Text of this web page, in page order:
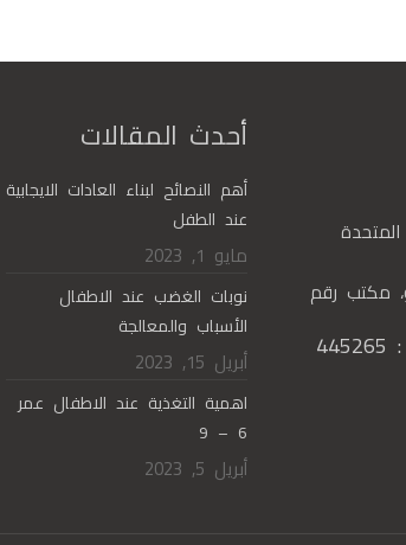
أحدث المقالات
أهم النصائح لبناء العادات الايجابية
عند الطفل
مايو 1, 2023
نوبات الغضب عند الاطفال
الأسباب والمعالجة
أبريل 15, 2023
اهمية التغذية عند الاطفال عمر
6 – 9
أبريل 5, 2023
المتحدة
مكتب رقم